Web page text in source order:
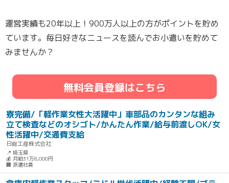
運営実績も20年以上！900万人以上の方がポイントを貯め
ています。毎日好きなニュースを読んでお小遣いを貯めて
みませんか？
無料会員登録はこちら
寮完備/「軽作業女性大活躍中」車部品のカンタンな組み
立て検査などのオシゴト/かんたん作業/給与前渡しOK/女
性活躍中/交通費支給
日総工産株式会社
📍 埼玉県
💰 月給31万8,000円
🏢 派遣社員